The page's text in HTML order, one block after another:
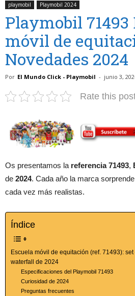
playmobil
Playmobil 2024
Playmobil 71493
móvil de
Novedades 2024
Por El Mundo Click - Playmobil - junio 3,
Rate this
Os presentamos la referencia 71493,
de 2024. Cada año la marca
cada vez más realistas.
Índice
Escuela móvil de equitación (ref. 71493):
waterfall de 2024
Especificaciones del Playmobil 71493
Curiosidad de 2024
Preguntas frecuentes